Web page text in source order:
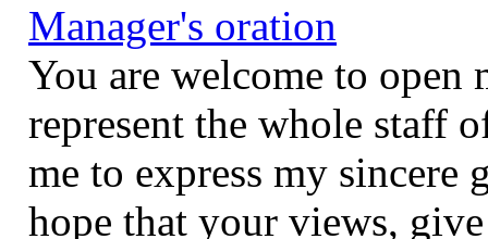
Manager's oration
You are welcome to open
represent the whole staff
me to express my sincere
hope that your views,